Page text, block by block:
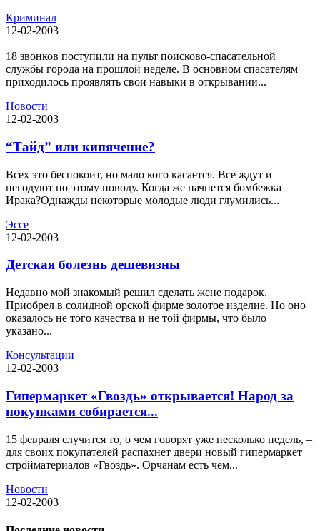
Криминал
12-02-2003
18 звонков поступили на пульт поисково-спасательной
службы города на прошлой неделе. В основном спасателям
приходилось проявлять свои навыки в открывании...
Новости
12-02-2003
“Тайд” или кипячение?
Всех это беспокоит, но мало кого касается. Все ждут и
негодуют по этому поводу. Когда же начнется бомбежка
Ирака?Однажды некоторые молодые люди глумились...
Эссе
12-02-2003
Детская болезнь дешевизны
Недавно мой знакомый решил сделать жене подарок.
Приобрел в солидной орской фирме золотое изделие. Но оно
оказалось не того качества и не той фирмы, что было
указано...
Консультации
12-02-2003
Гипермаркет «Гвоздь» открывается! Народ за
покупками собирается...
15 февраля случится то, о чем говорят уже несколько недель, –
для своих покупателей распахнет двери новый гипермаркет
стройматериалов «Гвоздь». Орчанам есть чем...
Новости
12-02-2003